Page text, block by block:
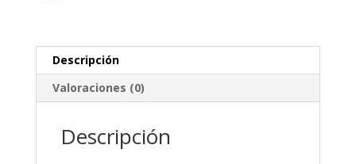
Descripción
Valoraciones (0)
Descripción